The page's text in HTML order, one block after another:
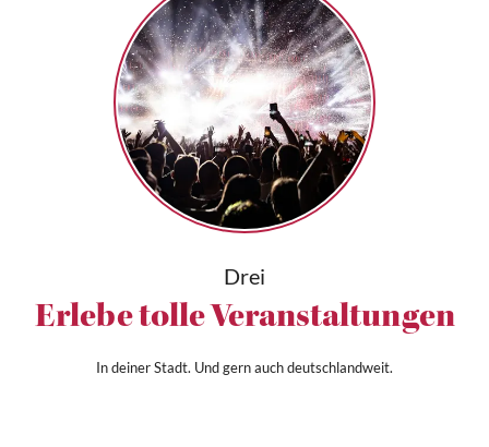
Drei
Erlebe tolle Veranstaltungen
In deiner Stadt. Und gern auch deutschlandweit.